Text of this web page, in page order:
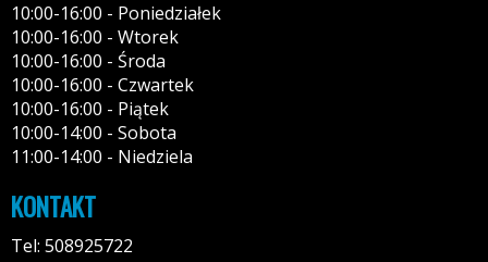
10:00-16:00 - Poniedziałek
10:00-16:00 - Wtorek
10:00-16:00 - Środa
10:00-16:00 - Czwartek
10:00-16:00 - Piątek
10:00-14:00 - Sobota
11:00-14:00 - Niedziela
KONTAKT
Tel: 508925722